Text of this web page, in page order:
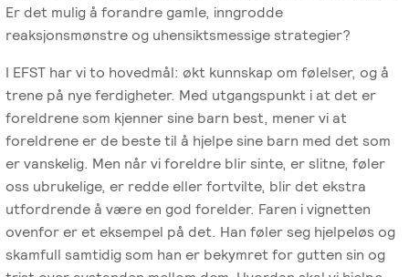
Er det mulig å forandre gamle, inngrodde
reaksjonsmønstre og uhensiktsmessige strategier?
I EFST har vi to hovedmål: økt kunnskap om følelser, og å
trene på nye ferdigheter. Med utgangspunkt i at det er
foreldrene som kjenner sine barn best, mener vi at
foreldrene er de beste til å hjelpe sine barn med det som
er vanskelig. Men når vi foreldre blir sinte, er slitne, føler
oss ubrukelige, er redde eller fortvilte, blir det ekstra
utfordrende å være en god forelder. Faren i vignetten
ovenfor er et eksempel på det. Han føler seg hjelpeløs og
skamfull samtidig som han er bekymret for gutten sin og